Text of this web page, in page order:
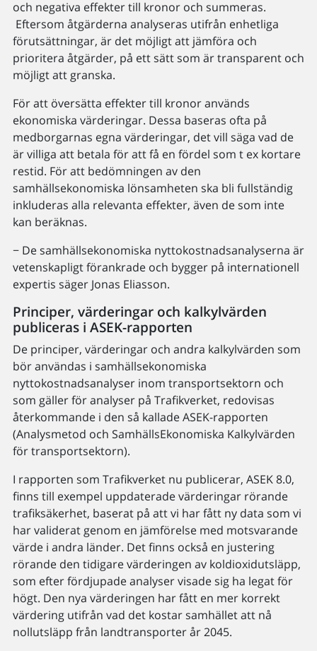
och negativa effekter till kronor och summeras.
Eftersom åtgärderna analyseras utifrån enhetliga
förutsättningar, är det möjligt att jämföra och
prioritera åtgärder, på ett sätt som är transparent och
möjligt att granska.
För att översätta effekter till kronor används
ekonomiska värderingar. Dessa baseras ofta på
medborgarnas egna värderingar, det vill säga vad de
är villiga att betala för att få en fördel som t ex kortare
restid. För att bedömningen av den
samhällsekonomiska lönsamheten ska bli fullständig
inkluderas alla relevanta effekter, även de som inte
kan beräknas.
− De samhällsekonomiska nyttokostnadsanalyserna är
vetenskapligt förankrade och bygger på internationell
expertis säger Jonas Eliasson.
Principer, värderingar och kalkylvärden
publiceras i ASEK-rapporten
De principer, värderingar och andra kalkylvärden som
bör användas i samhällsekonomiska
nyttokostnadsanalyser inom transportsektorn och
som gäller för analyser på Trafikverket, redovisas
återkommande i den så kallade ASEK-rapporten
(Analysmetod och SamhällsEkonomiska Kalkylvärden
för transportsektorn).
I rapporten som Trafikverket nu publicerar, ASEK 8.0,
finns till exempel uppdaterade värderingar rörande
trafiksäkerhet, baserat på att vi har fått ny data som vi
har validerat genom en jämförelse med motsvarande
värde i andra länder. Det finns också en justering
rörande den tidigare värderingen av koldioxidutsläpp,
som efter fördjupade analyser visade sig ha legat för
högt. Den nya värderingen har fått en mer korrekt
värdering utifrån vad det kostar samhället att nå
nollutsläpp från landtransporter år 2045.